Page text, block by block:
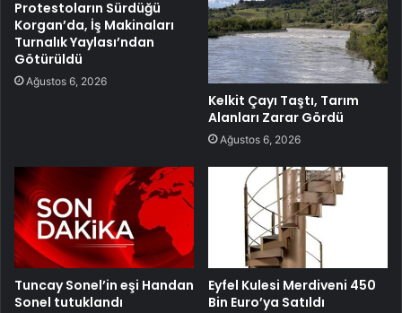
Protestoların Sürdüğü
Korgan’da, İş Makinaları
Turnalık Yaylası’ndan
Götürüldü
Ağustos 6, 2026
Kelkit Çayı Taştı, Tarım
Alanları Zarar Gördü
Ağustos 6, 2026
Tuncay Sonel’in eşi Handan
Sonel tutuklandı
Eyfel Kulesi Merdiveni 450
Bin Euro’ya Satıldı